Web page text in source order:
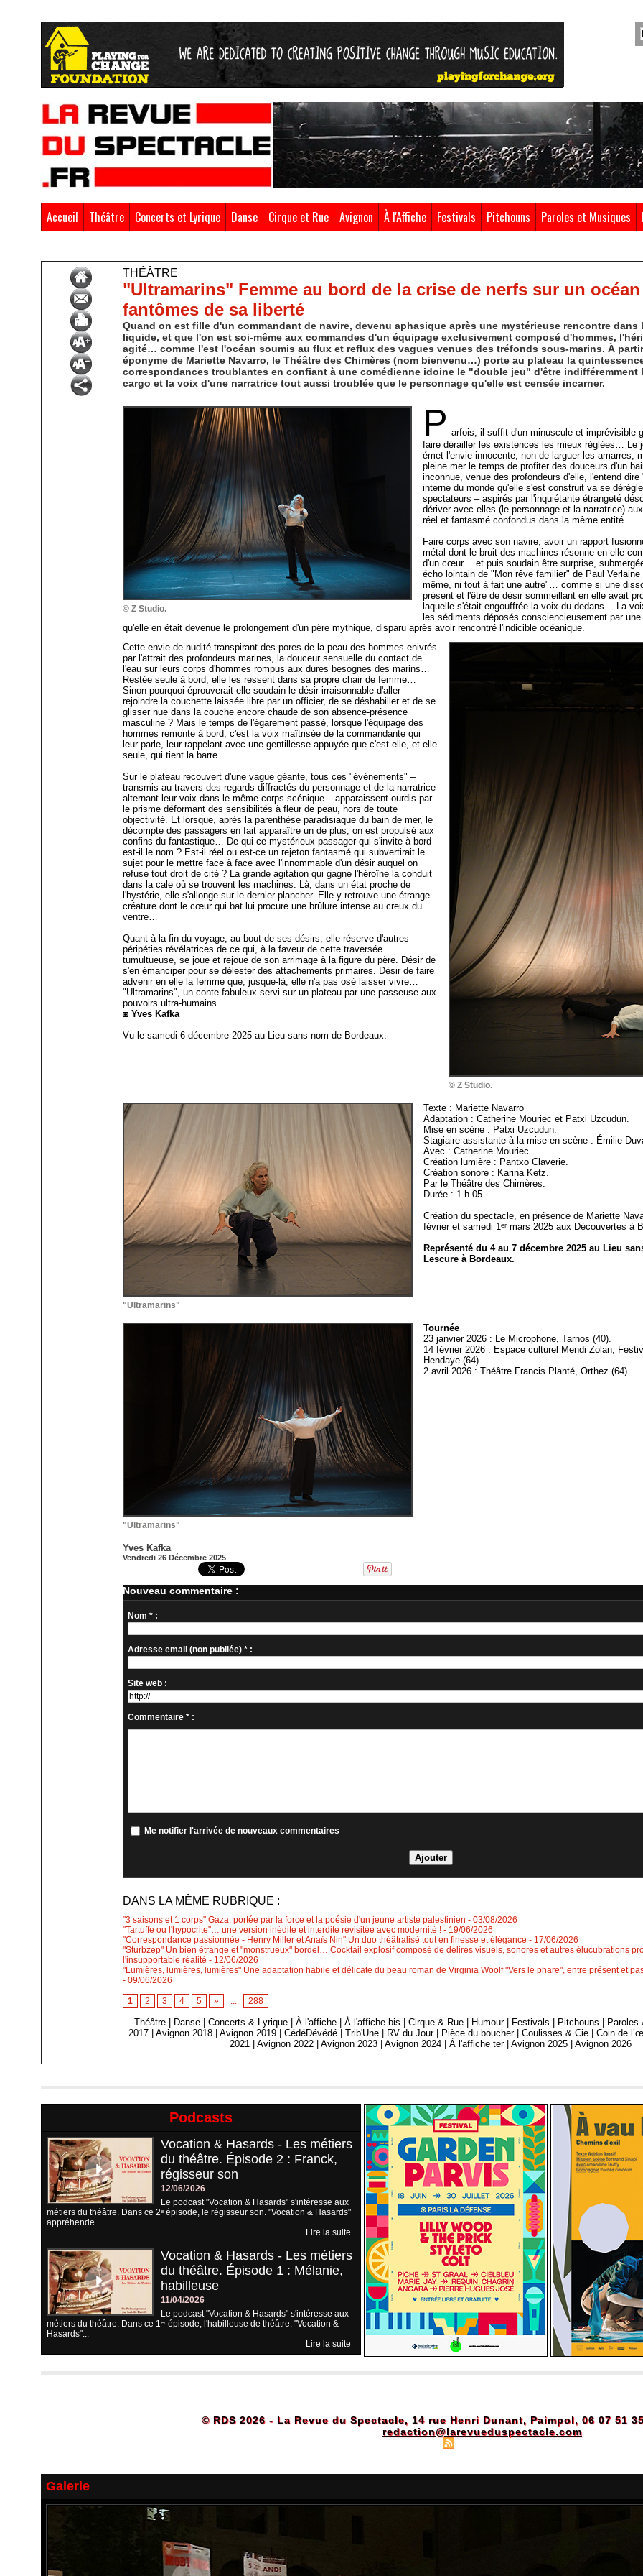
Accueil Théâtre Concerts et Lyrique Danse Cirque et Rue Avignon À l'Affiche Festivals Pitchouns Paroles et Musiques
THÉÂTRE
"Ultramarins" Femme au bord de la crise de nerfs sur un
fantômes de sa liberté
Quand on est fille d'un commandant de navire, devenu aphasique après une mystérieuse rencontre dans
liquide, et que l'on est soi-même aux commandes d'un équipage exclusivement composé d'hommes,
agité… comme l'est l'océan soumis au flux et reflux des vagues venues des tréfonds sous-marins. À
éponyme de Mariette Navarro, le Théâtre des Chimères (nom bienvenu…) porte au plateau la
correspondances troublantes en confiant à une comédienne idoine le "double jeu" d'être indifféremment
cargo et la voix d'une narratrice tout aussi troublée que le personnage qu'elle est censée incarner.
© Z Studio.
P arfois, il suffit d'un minuscule et imprévisible
faire dérailler les existences les mieux réglées… Le
émet l'envie innocente, non de larguer les amarres,
pleine mer le temps de profiter des douceurs d'un
inconnue, venue des profondeurs d'elle, l'entend
interne du monde qu'elle s'est construit va se
spectateurs – aspirés par l'inquiétante étrangeté
dériver avec elles (le personnage et la narratrice)
réel et fantasmé confondus dans la même entité.
Faire corps avec son navire, avoir un rapport
métal dont le bruit des machines résonne en elle
d'un cœur… et puis soudain être surprise,
écho lointain de "Mon rêve familier" de Paul
même, ni tout à fait une autre"… comme si une
présent et l'être de désir sommeillant en elle avait
laquelle s'était engouffrée la voix du dedans… La
les sédiments déposés consciencieusement par
qu'elle en était devenue le prolongement d'un père mythique, disparu après avoir rencontré l'indicible océanique.
© Z Studio.
Cette envie de nudité transpirant des pores de la peau des hommes enivrés
par l'attrait des profondeurs marines, la douceur sensuelle du contact de
l'eau sur leurs corps d'hommes rompus aux dures besognes des marins…
Restée seule à bord, elle les ressent dans sa propre chair de femme…
Sinon pourquoi éprouverait-elle soudain le désir irraisonnable d'aller
rejoindre la couchette laissée libre par un officier, de se déshabiller et de se
glisser nue dans la couche encore chaude de son absence-présence
masculine ? Mais le temps de l'égarement passé, lorsque l'équipage des
hommes remonte à bord, c'est la voix maîtrisée de la commandante qui
leur parle, leur rappelant avec une gentillesse appuyée que c'est elle, et elle
seule, qui tient la barre…
Sur le plateau recouvert d'une vague géante, tous ces "événements" –
transmis au travers des regards diffractés du personnage et de la narratrice
alternant leur voix dans le même corps scénique – apparaissent ourdis par
le prisme déformant des sensibilités à fleur de peau, hors de toute
objectivité. Et lorsque, après la parenthèse paradisiaque du bain de mer, le
décompte des passagers en fait apparaître un de plus, on est propulsé aux
confins du fantastique… De qui ce mystérieux passager qui s'invite à bord
est-il le nom ? Est-il réel ou est-ce un rejeton fantasmé qui subvertirait le
sujet pour le mettre face à face avec l'innommable d'un désir auquel on
refuse tout droit de cité ? La grande agitation qui gagne l'héroïne la conduit
dans la cale où se trouvent les machines. Là, dans un état proche de
l'hystérie, elle s'allonge sur le dernier plancher. Elle y retrouve une étrange
créature dont le cœur qui bat lui procure une brûlure intense au creux du
ventre…
Quant à la fin du voyage, au bout de ses désirs, elle réserve d'autres
péripéties révélatrices de ce qui, à la faveur de cette traversée
tumultueuse, se joue et rejoue de son arrimage à la figure du père. Désir de
s'en émanciper pour se délester des attachements primaires. Désir de faire
advenir en elle la femme que, jusque-là, elle n'a pas osé laisser vivre…
"Ultramarins", un conte fabuleux servi sur un plateau par une passeuse aux
pouvoirs ultra-humains.
◙ Yves Kafka
Vu le samedi 6 décembre 2025 au Lieu sans nom de Bordeaux.
"Ultramarins"
Texte : Mariette Navarro
Adaptation : Catherine Mouriec et Patxi Uzcudun.
Mise en scène : Patxi Uzcudun.
Stagiaire assistante à la mise en scène : Émilie
Avec : Catherine Mouriec.
Création lumière : Pantxo Claverie.
Création sonore : Karina Ketz.
Par le Théâtre des Chimères.
Durée : 1 h 05.
Création du spectacle, en présence de Mariette
février et samedi 1ᵉʳ mars 2025 aux Découvertes à
Représenté du 4 au 7 décembre 2025 au Lieu
Lescure à Bordeaux.
"Ultramarins"
Tournée
23 janvier 2026 : Le Microphone, Tarnos (40).
14 février 2026 : Espace culturel Mendi Zolan,
Hendaye (64).
2 avril 2026 : Théâtre Francis Planté, Orthez (64).
Yves Kafka
Vendredi 26 Décembre 2025
Nouveau commentaire :
Nom * :
Adresse email (non publiée) * :
Site web :
Commentaire * :
Me notifier l'arrivée de nouveaux commentaires
DANS LA MÊME RUBRIQUE :
"3 saisons et 1 corps" Gaza, portée par la force et la poésie d'un jeune artiste palestinien - 03/08/2026
"Tartuffe ou l'hypocrite"… une version inédite et interdite revisitée avec modernité ! - 19/06/2026
"Correspondance passionnée - Henry Miller et Anaïs Nin" Un duo théâtralisé tout en finesse et élégance - 17/06/2026
"Sturbzep" Un bien étrange et "monstrueux" bordel… Cocktail explosif composé de délires visuels, sonores et autres élucubrations
l'insupportable réalité - 12/06/2026
"Lumières, lumières, lumières" Une adaptation habile et délicate du beau roman de Virginia Woolf "Vers le phare", entre présent et
- 09/06/2026
1 2 3 4 5 » ... 288
Théâtre Danse |Concerts & Lyrique |À l'affiche |À l'affiche bis |Cirque & Rue Humour Festivals Pitchouns Paroles
2017
|Avignon 2018 |Avignon 2019 |CédéDévédé |Trib'Une RV du Jour Pièce du boucher |Coulisses & Cie |Coin de
2021
|Avignon 2022 |Avignon 2023 |Avignon 2024 |À l'affiche ter |Avignon 2025 |Avignon 2026
Podcasts
Vocation & Hasards - Les métiers
du théâtre. Épisode 2 : Franck,
régisseur son
12/06/2026
Le podcast "Vocation & Hasards" s'intéresse aux
métiers du théâtre. Dans ce 2ᵉ épisode, le régisseur son. "Vocation & Hasards"
appréhende...
Lire la suite
Vocation & Hasards - Les métiers
du théâtre. Épisode 1 : Mélanie,
habilleuse
11/04/2026
Le podcast "Vocation & Hasards" s'intéresse aux
métiers du théâtre. Dans ce 1ᵉʳ épisode, l'habilleuse de théâtre. "Vocation &
Hasards"...
Lire la suite
© RDS 2026 - La Revue du Spectacle, 14 rue Henri Dunant, Paimpol, 06 07 51
redaction@larevueduspectacle.com
Galerie